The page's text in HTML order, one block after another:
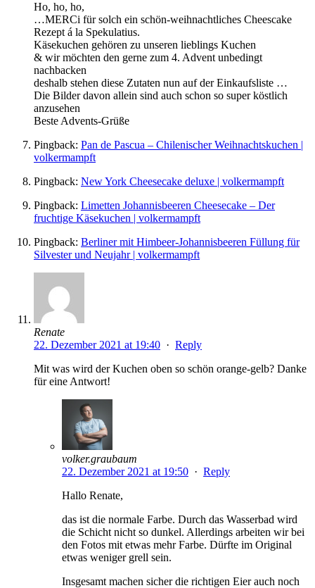
Ho, ho, ho,
…MERCi für solch ein schön-weihnachtliches Cheescake
Rezept á la Spekulatius.
Käsekuchen gehören zu unseren lieblings Kuchen
& wir möchten den gerne zum 4. Advent unbedingt
nachbacken
deshalb stehen diese Zutaten nun auf der Einkaufsliste …
Die Bilder davon allein sind auch schon so super köstlich
anzusehen
Beste Advents-Grüße
Pingback: Pan de Pascua – Chilenischer Weihnachtskuchen |
volkermampft
Pingback: New York Cheesecake deluxe | volkermampft
Pingback: Limetten Johannisbeeren Cheesecake – Der
fruchtige Käsekuchen | volkermampft
Pingback: Berliner mit Himbeer-Johannisbeeren Füllung für
Silvester und Neujahr | volkermampft
Renate
22. Dezember 2021 at 19:40 · Reply
Mit was wird der Kuchen oben so schön orange-gelb? Danke
für eine Antwort!
volker.graubaum
22. Dezember 2021 at 19:50 · Reply
Hallo Renate,
das ist die normale Farbe. Durch das Wasserbad wird
die Schicht nicht so dunkel. Allerdings arbeiten wir bei
den Fotos mit etwas mehr Farbe. Dürfte im Original
etwas weniger grell sein.
Insgesamt machen sicher die richtigen Eier auch noch